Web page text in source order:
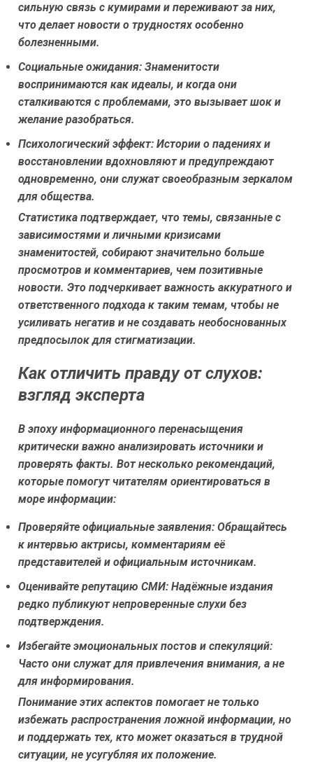
сильную связь с кумирами и переживают за них,
что делает новости о трудностях особенно
болезненными.
Социальные ожидания: Знаменитости
воспринимаются как идеалы, и когда они
сталкиваются с проблемами, это вызывает шок и
желание разобраться.
Психологический эффект: Истории о падениях и
восстановлении вдохновляют и предупреждают
одновременно, они служат своеобразным зеркалом
для общества.
Статистика подтверждает, что темы, связанные с
зависимостями и личными кризисами
знаменитостей, собирают значительно больше
просмотров и комментариев, чем позитивные
новости. Это подчеркивает важность аккуратного и
ответственного подхода к таким темам, чтобы не
усиливать негатив и не создавать необоснованных
предпосылок для стигматизации.
Как отличить правду от слухов:
взгляд эксперта
В эпоху информационного перенасыщения
критически важно анализировать источники и
проверять факты. Вот несколько рекомендаций,
которые помогут читателям ориентироваться в
море информации:
Проверяйте официальные заявления: Обращайтесь
к интервью актрисы, комментариям её
представителей и официальным источникам.
Оценивайте репутацию СМИ: Надёжные издания
редко публикуют непроверенные слухи без
подтверждения.
Избегайте эмоциональных постов и спекуляций:
Часто они служат для привлечения внимания, а не
для информирования.
Понимание этих аспектов помогает не только
избежать распространения ложной информации, но
и поддержать тех, кто может оказаться в трудной
ситуации, не усугубляя их положение.